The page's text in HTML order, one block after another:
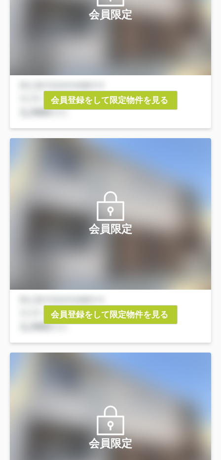
会員限定
会員登録をして限定物件を見る
会員限定
会員登録をして限定物件を見る
会員限定